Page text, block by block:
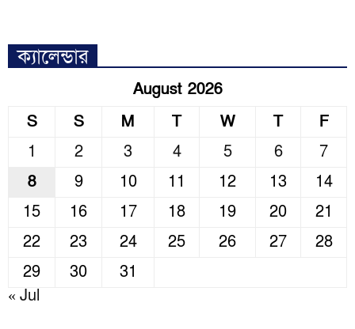
ক্যালেন্ডার
August 2026
S
S M T W T
F
1
2 3 4 5 6
7
8
9 10 11 12 13
14
15
16 17 18 19 20
21
22
23 24 25 26 27
28
29
30
31
« Jul